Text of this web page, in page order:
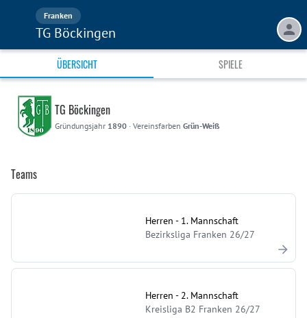
Franken
TG Böckingen
ÜBERSICHT SPIELE
TG Böckingen
Gründungsjahr 1890 · Vereinsfarben Grün-Weiß
Teams
Herren - 1. Mannschaft
Bezirksliga Franken 26/27
Herren - 2. Mannschaft
Kreisliga B2 Franken 26/27